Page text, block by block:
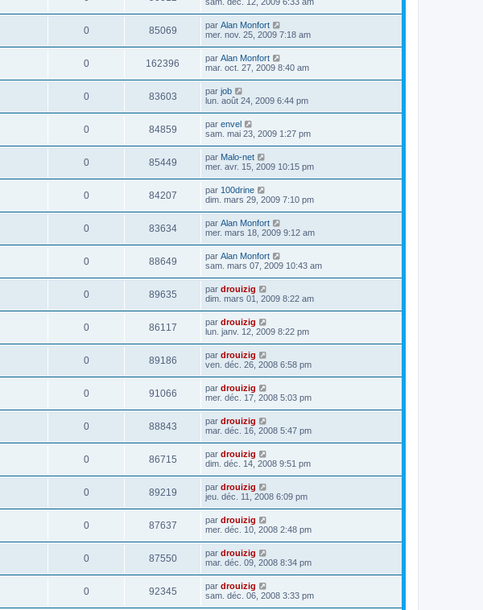
0 85069 par Alan Monfort
mer. nov. 25, 2009 7:18 am
0 162396 par Alan Monfort
mar. oct. 27, 2009 8:40 am
0 83603 par job
lun. août 24, 2009 6:44 pm
0 84859 par envel
sam. mai 23, 2009 1:27 pm
0 85449 par Malo-net
mer. avr. 15, 2009 10:15 pm
0 84207 par 100drine
dim. mars 29, 2009 7:10 pm
0 83634 par Alan Monfort
mer. mars 18, 2009 9:12 am
0 88649 par Alan Monfort
sam. mars 07, 2009 10:43 am
0 89635 par drouizig
dim. mars 01, 2009 8:22 am
0 86117 par drouizig
lun. janv. 12, 2009 8:22 pm
0 89186 par drouizig
ven. déc. 26, 2008 6:58 pm
0 91066 par drouizig
mer. déc. 17, 2008 5:03 pm
0 88843 par drouizig
mar. déc. 16, 2008 5:47 pm
0 86715 par drouizig
dim. déc. 14, 2008 9:51 pm
0 89219 par drouizig
jeu. déc. 11, 2008 6:09 pm
0 87637 par drouizig
mer. déc. 10, 2008 2:48 pm
0 87550 par drouizig
mar. déc. 09, 2008 8:34 pm
0 92345 par drouizig
sam. déc. 06, 2008 3:33 pm